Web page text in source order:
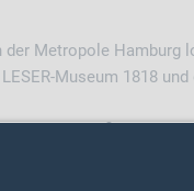
Metropole Hamburg
Museum 1818
Rezertifizierung